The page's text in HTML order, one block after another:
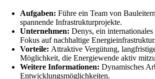
Aufgaben: Führe ein Team von
spannende Infrastrukturprojekte.
Unternehmen: Denys, ein
Fokus auf nachhaltige Energieinfrastruktur.
Vorteile: Attraktive Vergütung,
Möglichkeit, die Energiewende aktiv
Weitere Informationen: Dynamisches
Entwicklungsmöglichkeiten.